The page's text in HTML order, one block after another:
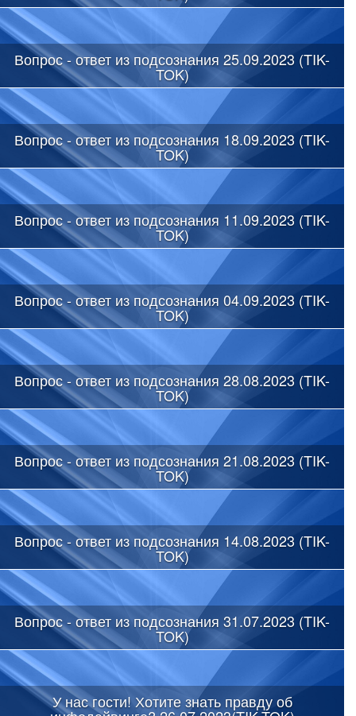
Вопрос - ответ из подсознания 25.09.2023 (TIK-
TOK)
Вопрос - ответ из подсознания 18.09.2023 (TIK-
TOK)
Вопрос - ответ из подсознания 11.09.2023 (TIK-
TOK)
Вопрос - ответ из подсознания 04.09.2023 (TIK-
TOK)
Вопрос - ответ из подсознания 28.08.2023 (TIK-
TOK)
Вопрос - ответ из подсознания 21.08.2023 (TIK-
TOK)
Вопрос - ответ из подсознания 14.08.2023 (TIK-
TOK)
Вопрос - ответ из подсознания 31.07.2023 (TIK-
TOK)
У нас гости! Хотите знать правду об